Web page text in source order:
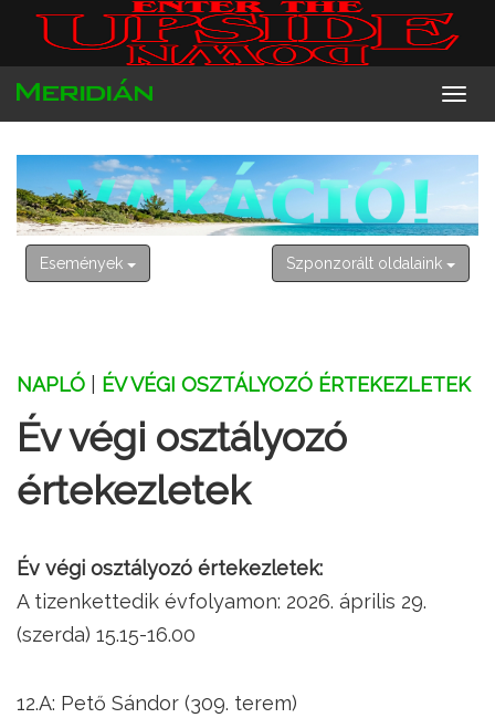
2026. augusztus 7. péntek
Ibolya
Események Szponzorált oldalaink
NAPLÓ ÉV VÉGI OSZTÁLYOZÓ ÉRTEKEZLETEK
Év végi osztályozó
értekezletek
Év végi osztályozó értekezletek:
A tizenkettedik évfolyamon: 2026. április 29.
(szerda) 15.15-16.00
12.A: Pető Sándor (309. terem)